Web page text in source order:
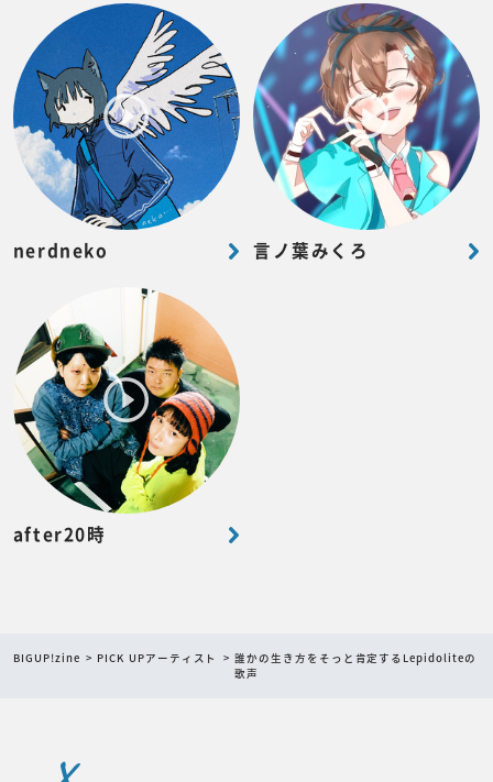
nerdneko 言ノ葉みくろ
after20時
BIGUP!zine PICK UPアーティスト
誰かの生き方をそっと肯定するLepidoliteの
歌声